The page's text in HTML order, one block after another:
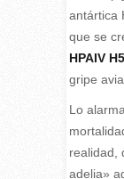
antártica
que se
HPAIV H5
gripe
Lo
realidad,
adelia»